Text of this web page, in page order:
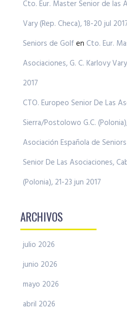
Cto. Eur. Master Senior de las
Vary (Rep. Checa), 18-20 jul
Seniors de Golf en Cto. Eur.
Asociaciones, G. C. Karlovy
2017
CTO. Europeo Senior De Las
Sierra/Postolowo G.C.
Asociación Española de
Senior De Las Asociaciones,
(Polonia), 21-23 jun 2017
ARCHIVOS
julio 2026
junio 2026
mayo 2026
abril 2026